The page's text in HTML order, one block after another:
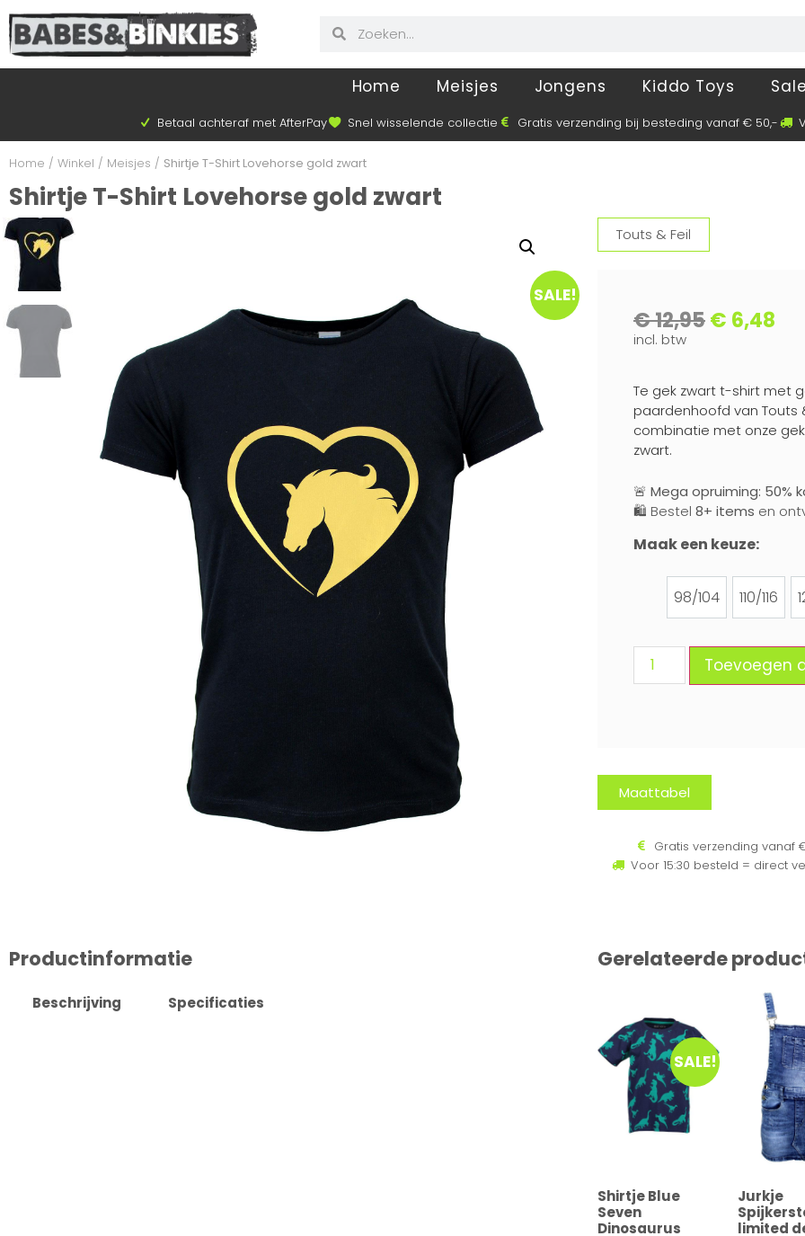
Home Meisjes Jongens Kiddo Toys Sale
Betaal achteraf met AfterPay Snel wisselende collectie Gratis verzending bij besteding vanaf € 50,-
Home / Winkel / Meisjes / Shirtje T-Shirt Lovehorse gold zwart
Shirtje T-Shirt Lovehorse gold zwart
SALE!
Touts & Feil
€12,95€ 6,48
incl. btw
Te gek zwart t-shirt met
paardenhoofd van Touts
combinatie met onze
zwart.
🚨 Mega opruiming: 50%
🛍️ Bestel 8+ items en
Maak een keuze:
98/104
98/104
110/116
110/116
Toevoegen
Maattabel
Gratis verzending vanaf
Voor 15:30 besteld = direct
Productinformatie
Beschrijving Specificaties
Gerelateerde
SALE!
Shirtje Blue
Seven
Dinosaurus
Jurkje
limited